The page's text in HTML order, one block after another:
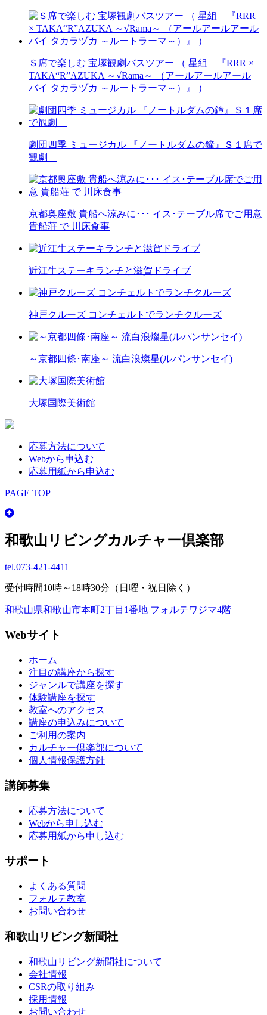
Ｓ席で楽しむ 宝塚観劇バスツアー （ 星組 『RRR ×
TAKA“R”AZUKA ～√Rama～ （アールアールアール
バイ タカラヅカ ～ルートラーマ～）』 ）
劇団四季 ミュージカル 『ノートルダムの鐘』Ｓ１席で
観劇
京都奥座敷 貴船へ涼みに･･･ イス･テーブル席でご用意
貴船荘 で 川床食事
近江牛ステーキランチと滋賀ドライブ
神戸クルーズ コンチェルトでランチクルーズ
～京都四條･南座～ 流白浪燦星(ルパンサンセイ)
大塚国際美術館
応募方法について
Webから申込む
応募用紙から申込む
PAGE TOP
和歌山リビングカルチャー倶楽部
tel.073-421-4411
受付時間10時～18時30分（日曜・祝日除く）
和歌山県和歌山市本町2丁目1番地 フォルテワジマ4階
Webサイト
ホーム
注目の講座から探す
ジャンルで講座を探す
体験講座を探す
教室へのアクセス
講座の申込みについて
ご利用の案内
カルチャー倶楽部について
個人情報保護方針
講師募集
応募方法について
Webから申し込む
応募用紙から申し込む
サポート
よくある質問
フォルテ教室
お問い合わせ
和歌山リビング新聞社
和歌山リビング新聞社について
会社情報
CSRの取り組み
採用情報
お問い合わせ